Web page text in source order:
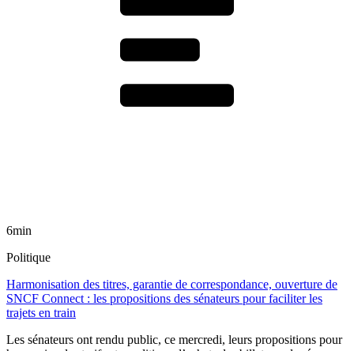
6min
Politique
Harmonisation des titres, garantie de correspondance, ouverture de
SNCF Connect : les propositions des sénateurs pour faciliter les
trajets en train
Les sénateurs ont rendu public, ce mercredi, leurs propositions pour